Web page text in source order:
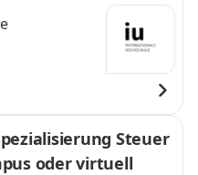
Steuer
oder virtuell